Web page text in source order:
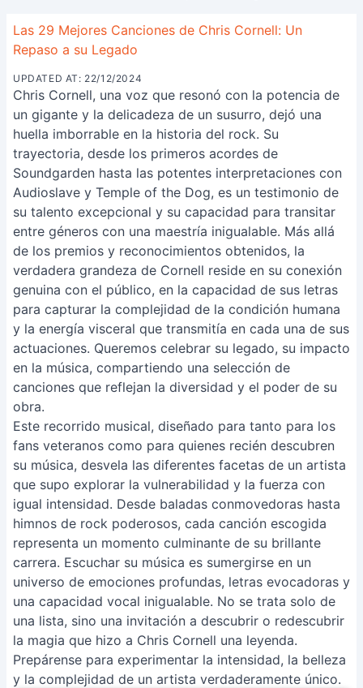
Las 29 Mejores Canciones de Chris Cornell: Un
Repaso a su Legado
UPDATED AT: 22/12/2024
Chris Cornell, una voz que resonó con la potencia de
un gigante y la delicadeza de un susurro, dejó una
huella imborrable en la historia del rock. Su
trayectoria, desde los primeros acordes de
Soundgarden hasta las potentes interpretaciones con
Audioslave y Temple of the Dog, es un testimonio de
su talento excepcional y su capacidad para transitar
entre géneros con una maestría inigualable. Más allá
de los premios y reconocimientos obtenidos, la
verdadera grandeza de Cornell reside en su conexión
genuina con el público, en la capacidad de sus letras
para capturar la complejidad de la condición humana
y la energía visceral que transmitía en cada una de sus
actuaciones. Queremos celebrar su legado, su impacto
en la música, compartiendo una selección de
canciones que reflejan la diversidad y el poder de su
obra.
Este recorrido musical, diseñado para tanto para los
fans veteranos como para quienes recién descubren
su música, desvela las diferentes facetas de un artista
que supo explorar la vulnerabilidad y la fuerza con
igual intensidad. Desde baladas conmovedoras hasta
himnos de rock poderosos, cada canción escogida
representa un momento culminante de su brillante
carrera. Escuchar su música es sumergirse en un
universo de emociones profundas, letras evocadoras y
una capacidad vocal inigualable. No se trata solo de
una lista, sino una invitación a descubrir o redescubrir
la magia que hizo a Chris Cornell una leyenda.
Prepárense para experimentar la intensidad, la belleza
y la complejidad de un artista verdaderamente único.